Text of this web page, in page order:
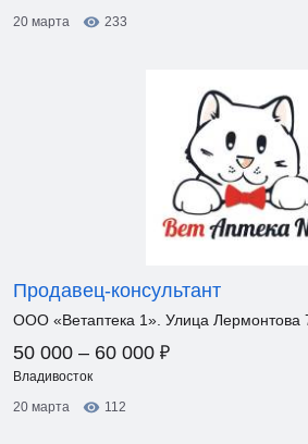
20 марта
233
Продавец-консультант
ООО «Ветаптека 1». Улица Лермонтова
50 000 – 60 000 ₽
Владивосток
20 марта
112